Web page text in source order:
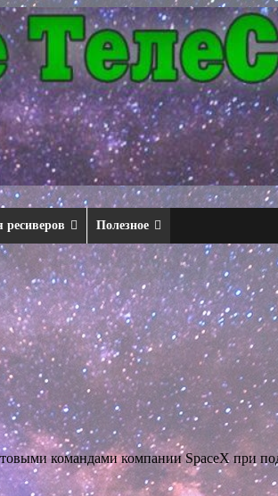
Полезное
командами компании SpaceX при